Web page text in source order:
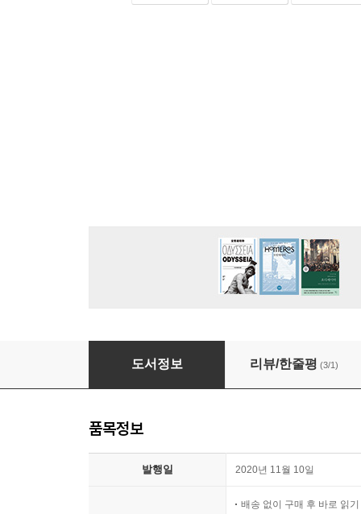
지구상의 마지막 비무장지대를 걷다
도서정보 리뷰/한줄평 (3/1)
품목정보
발행일 2020년 11월 10일
배송 없이 구매 후 바로 읽기